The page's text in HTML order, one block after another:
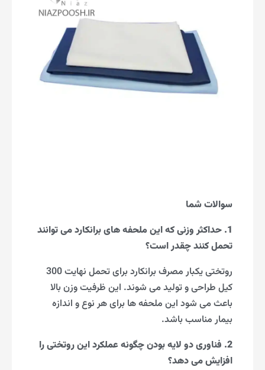
سوالات شما
1. حداکثر وزنی که این ملحفه های برانکارد می توانند
تحمل کنند چقدر است؟
روتختی یکبار مصرف برانکارد برای تحمل نهایت 300
کیل طراحی و تولید می شوند. این ظرفیت وزن بالا
باعث می شود این ملحفه ها برای هر نوع و اندازه
بیمار مناسب باشد.
2. فناوری دو لایه بودن چگونه عملکرد این روتختی را
افزایش می دهد؟